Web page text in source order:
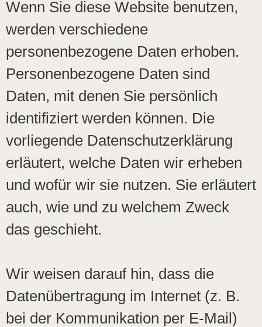
Wenn Sie diese Website benutzen,
werden verschiedene
personenbezogene Daten erhoben.
Personenbezogene Daten sind
Daten, mit denen Sie persönlich
identifiziert werden können. Die
vorliegende Datenschutzerklärung
erläutert, welche Daten wir erheben
und wofür wir sie nutzen. Sie erläutert
auch, wie und zu welchem Zweck
das geschieht.
Wir weisen darauf hin, dass die
Datenübertragung im Internet (z. B.
bei der Kommunikation per E-Mail)